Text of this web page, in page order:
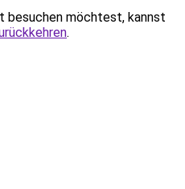
besuchen möchtest, kannst
.